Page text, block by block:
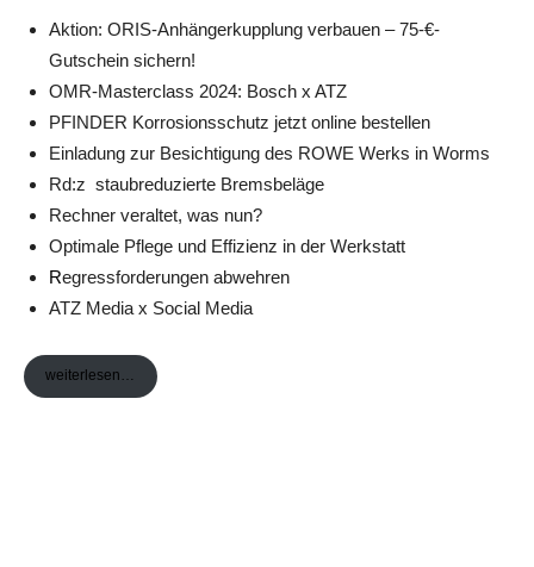
Aktion: ORIS-Anhängerkupplung verbauen – 75-€-
Gutschein sichern!
OMR-Masterclass 2024: Bosch x ATZ
PFINDER Korrosionsschutz jetzt online bestellen
Einladung zur Besichtigung des ROWE Werks in Worms
Rd:z staubreduzierte Bremsbeläge
Rechner veraltet, was nun?
Optimale Pflege und Effizienz in der Werkstatt
Regressforderungen abwehren
ATZ Media x Social Media
weiterlesen…